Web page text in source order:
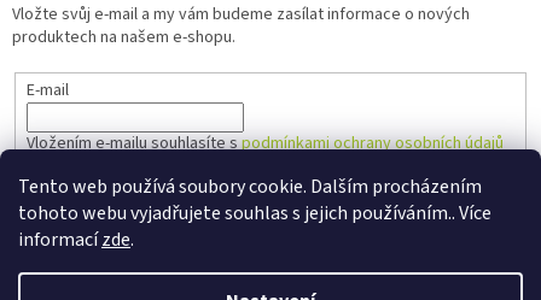
Tento web používá soubory cookie. Dalším procházením
tohoto webu vyjadřujete souhlas s jejich používáním.. Více
informacízde.
Vložte svůj e-mail a my vám budeme zasílat informace o nových
produktech na našem e-shopu.
E-mail
Vložením e-mailu souhlasíte spodmínkami ochrany osobních údajů
PŘIHLÁSIT SE